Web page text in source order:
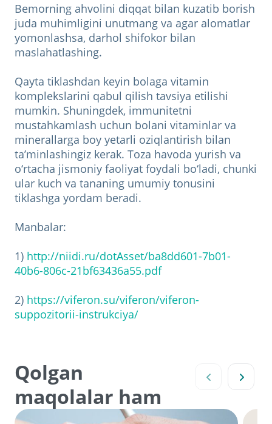
Bemorning ahvolini diqqat bilan kuzatib borish
juda muhimligini unutmang va agar alomatlar
yomonlashsa, darhol shifokor bilan
maslahatlashing.
Qayta tiklashdan keyin bolaga vitamin
komplekslarini qabul qilish tavsiya etilishi
mumkin. Shuningdek, immunitetni
mustahkamlash uchun bolani vitaminlar va
minerallarga boy yetarli oziqlantirish bilan
ta’minlashingiz kerak. Toza havoda yurish va
o‘rtacha jismoniy faoliyat foydali bo‘ladi, chunki
ular kuch va tananing umumiy tonusini
tiklashga yordam beradi.
Manbalar:
1) http://niidi.ru/dotAsset/ba8dd601-7b01-
40b6-806c-21bf63436a55.pdf
2) https://viferon.su/viferon/viferon-
suppozitorii-instrukciya/
Qolgan
maqolalar ham